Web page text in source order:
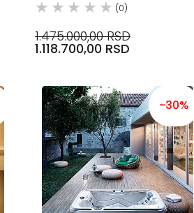
(0)
1.475.000,00 RSD
1.118.700,00 RSD
-30%